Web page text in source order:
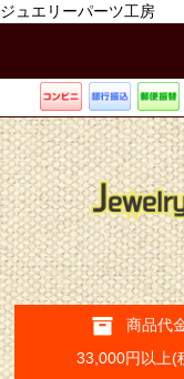
ジュエリーパーツ工房
商品代
33,000円以上(